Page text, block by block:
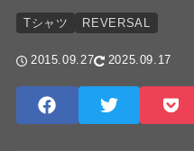
Tシャツ REVERSAL
2015.09.27 2025.09.17